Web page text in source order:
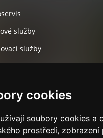
cookies
soubory cookies a
prostředí, zobrazení
služby
služby
služby